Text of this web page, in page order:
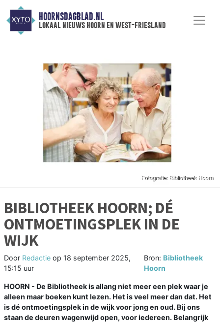
HOORNSDAGBLAD.NL
lokaal nieuws hoorn en west-friesland
BIBLIOTHEEK HOORN; DÉ
ONTMOETINGSPLEK IN DE
WIJK
Door Redactie op 18 september 2025,
15:15 uur
Bron: Bibliotheek
Hoorn
HOORN - De Bibliotheek is allang niet meer een plek waar je
alleen maar boeken kunt lezen. Het is veel meer dan dat. Het
is dé ontmoetingsplek in de wijk voor jong en oud. Bij ons
staan de deuren wagenwijd open, voor iedereen. Belangrijk